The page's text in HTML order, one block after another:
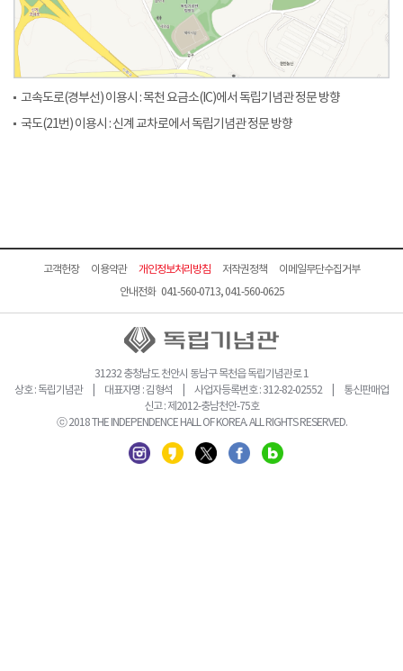
고속도로(경부선) 이용시 : 목천 요금소(IC)에서 독립기념관 정문 방향
국도(21번) 이용시 : 신계 교차로에서 독립기념관 정문 방향
고객헌장 이용약관 개인정보처리방침 저작권정책
이메일무단수집거부
안내전화 041-560-0713, 041-560-0625
31232 충청남도 천안시 동남구 목천읍 독립기념관로 1
상호 : 독립기념관 | 대표자명 : 김형석 | 사업자등록번호 : 312-82-02552 | 통신판매업
신고 : 제2012-충남천안-75호
ⓒ 2018 THE INDEPENDENCE HALL OF KOREA. ALL RIGHTS RESERVED.